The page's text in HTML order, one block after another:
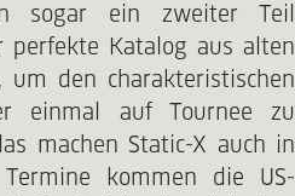
sogar ein zweiter Teil
perfekte Katalog aus alten
um den charakteristischen
einmal auf Tournee zu
machen Static-X auch in
kommen die US-